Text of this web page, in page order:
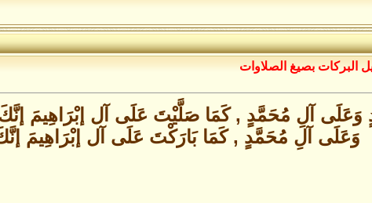
البركات بصيغ الصلاوات
آلِ مُحَمَّدٍ , كَمَا صَلَّيْتَ عَلَى آل إبْرَاهِيمَ
وَعَلَى آلِ مُحَمَّدٍ , كَمَا بَارَكْتَ عَلَى آل إبْرَاهِيمَ